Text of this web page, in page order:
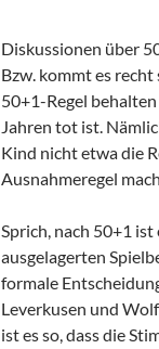
Diskussionen über
Bzw. kommt es
50+1-Regel
Jahren tot ist.
Kind nicht etwa die
Ausnahmeregel
Sprich, nach 50+1 ist
ausgelagerten
formale
Leverkusen und
ist es so, dass die